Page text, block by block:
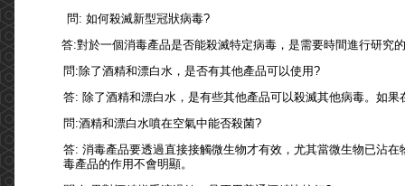
問: 如何殺滅新型冠狀病毒?
答:對於一個消毒產品是否能殺滅特定病毒，是需要時間進行研究
問:除了酒精和漂白水，是否有其他產品可以使用?
答: 除了酒精和漂白水，是有些其他產品可以殺滅其他病毒。如
問:酒精和漂白水噴在空氣中能否殺菌?
答: 消毒產品要透過直接接觸微生物才有效，尤其當微生物已沾
毒產品的作用不會明顯。